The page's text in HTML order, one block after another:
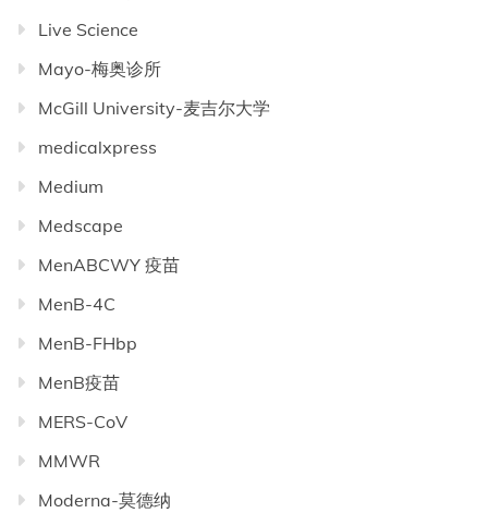
Live Science
Mayo-梅奥诊所
McGill University-麦吉尔大学
medicalxpress
Medium
Medscape
MenABCWY 疫苗
MenB-4C
MenB-FHbp
MenB疫苗
MERS-CoV
MMWR
Moderna-莫德纳